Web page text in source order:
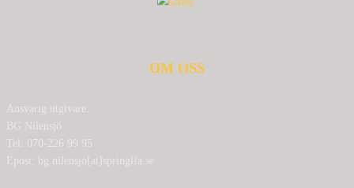
OM OSS
Ansvarig utgivare:
BG Nilensjö
Tel: 070-226 99 95
Epost: bg.nilensjo[at]springlfa.se